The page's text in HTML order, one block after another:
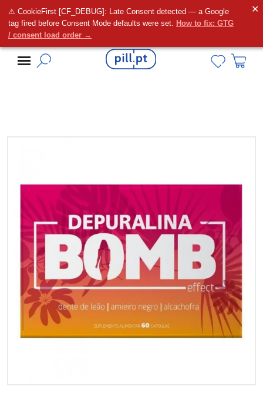
⚠ CookieFirst [CF_DEBUG]: Late Consent detected — a Google
tag fired before Consent Mode defaults were set. How to fix: GTG
/ consent load order →
✕
Alguma dúvida?